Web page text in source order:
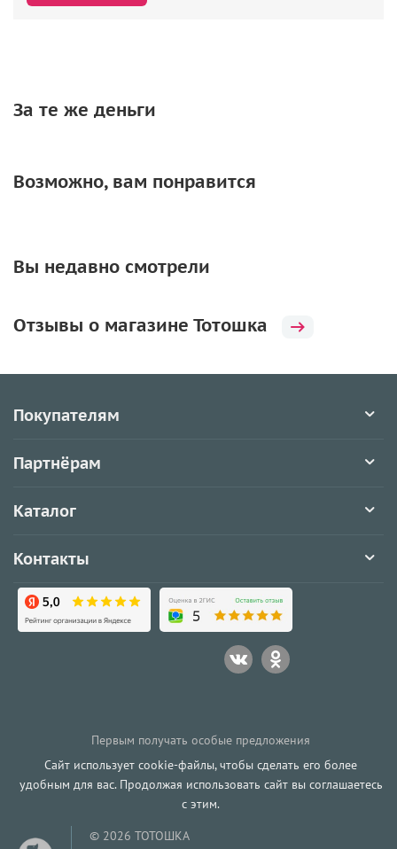
За те же деньги
Возможно, вам понравится
Вы недавно смотрели
Отзывы о магазине Тотошка
Покупателям
Партнёрам
Каталог
Контакты
Первым получать особые предложения
Сайт использует cookie-файлы, чтобы сделать его более
удобным для вас. Продолжая использовать сайт вы соглашаетесь
с этим.
© 2026 ТОТОШКА